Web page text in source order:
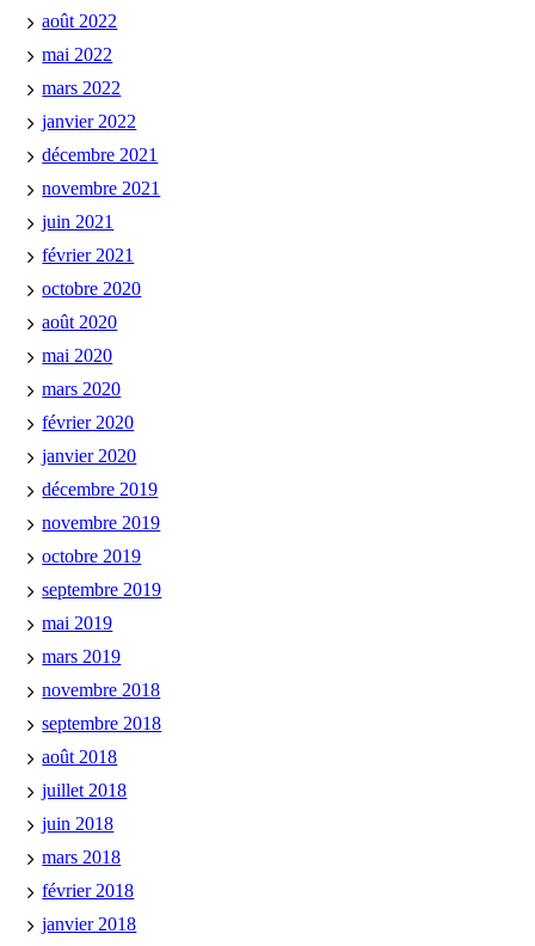
août 2022
mai 2022
mars 2022
janvier 2022
décembre 2021
novembre 2021
juin 2021
février 2021
octobre 2020
août 2020
mai 2020
mars 2020
février 2020
janvier 2020
décembre 2019
novembre 2019
octobre 2019
septembre 2019
mai 2019
mars 2019
novembre 2018
septembre 2018
août 2018
juillet 2018
juin 2018
mars 2018
février 2018
janvier 2018